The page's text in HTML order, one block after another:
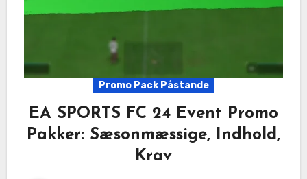
Promo Pack Påstande
EA SPORTS FC 24 Event Promo
Pakker: Sæsonmæssige, Indhold,
Krav